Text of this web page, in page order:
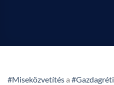
#Miseközvetítésa #Gazdagréti